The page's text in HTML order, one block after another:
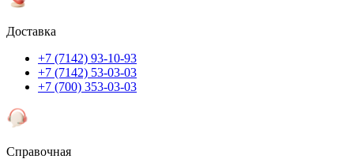
Доставка
+7 (7142) 93-10-93
+7 (7142) 53-03-03
+7 (700) 353-03-03
Справочная